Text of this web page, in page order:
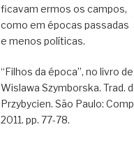
ficavam ermos os campos,
como em épocas passadas
e menos políticas.
“Filhos da época”, no livro
Wislawa Szymborska. Trad.
Przybycien. São Paulo:
2011. pp. 77-78.